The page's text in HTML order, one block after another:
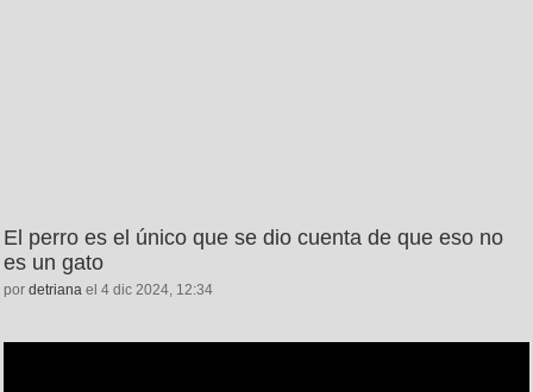
El perro es el único que se dio cuenta de que eso no
es un gato
por detriana el 4 dic 2024, 12:34